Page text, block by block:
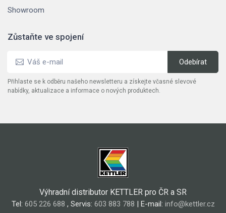
Showroom
Zůstaňte ve spojení
Přihlaste se k odběru našeho newsletteru a získejte včasné slevové
nabídky, aktualizace a informace o nových produktech.
Výhradní distributor KETTLER pro ČR a SR
Tel: 605 226 688 , Servis: 603 883 788 | E-mail: info@kettler.cz